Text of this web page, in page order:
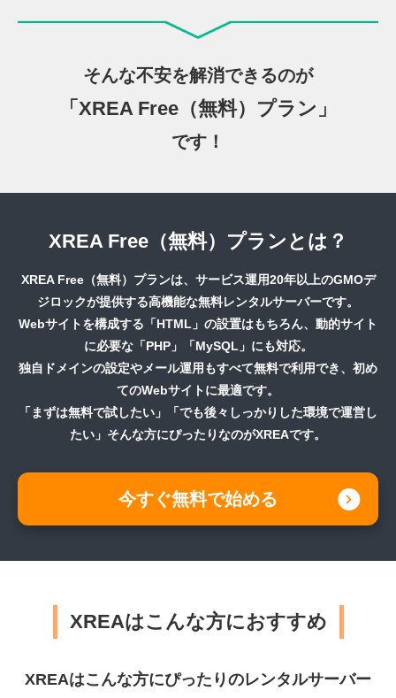
そんな不安を解消できるのが
「XREA Free（無料）プラン」
です！
XREA Free（無料）プランとは？
XREA Free（無料）プランは、サービス運用20年以上のGMOデ
ジロックが提供する高機能な無料レンタルサーバーです。
Webサイトを構成する「HTML」の設置はもちろん、動的サイト
に必要な「PHP」「MySQL」にも対応。
独自ドメインの設定やメール運用もすべて無料で利用でき、初め
てのWebサイトに最適です。
「まずは無料で試したい」「でも後々しっかりした環境で運営し
たい」 そんな方にぴったりなのがXREAです。
今すぐ無料で始める
XREAはこんな方におすすめ
XREAはこんな方にぴったりのレンタルサーバー